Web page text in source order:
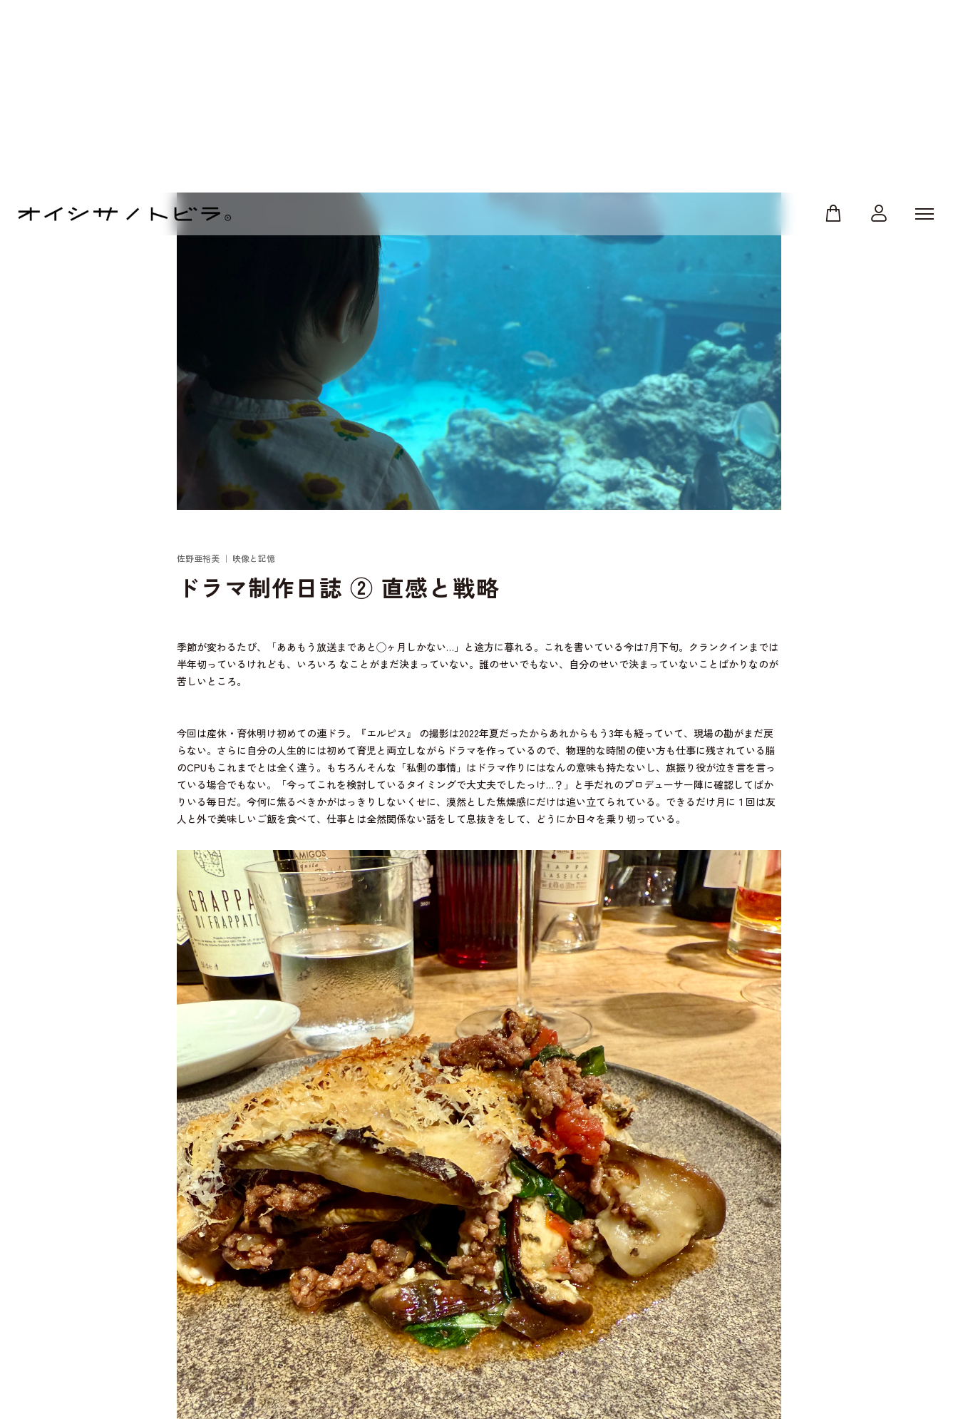
ドラマ制作日誌 ② 直感と戦略
半年切っているけれども、いろいろ なことがまだ決まっていない。誰のせいでもない、自分のせいで決まっていないことばかりなのが
苦しいところ。
らない。さらに自分の人生的には初めて育児と両立しながらドラマを作っているので、物理的な時間の使い方も仕事に残されている脳
のCPUもこれまでとは全く違う。もちろんそんな「私側の事情」はドラマ作りにはなんの意味も持たないし、旗振り役が泣き言を言っ
ている場合でもない。「今ってこれを検討しているタイミングで大丈夫でしたっけ…？」と手だれのプロデューサー陣に確認してばか
りいる毎日だ。今何に焦るべきかがはっきりしないくせに、漠然とした焦燥感にだけは追い立てられている。できるだけ月に１回は友
人と外で美味しいご飯を食べて、仕事とは全然関係ない話をして息抜きをして、どうにか日々を乗り切っている。